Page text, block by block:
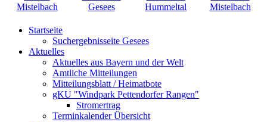
Startseite
Suchergebnisseite Gesees
Aktuelles
Aktuelles aus Bayern und der Welt
Amtliche Mitteilungen
Mitteilungsblatt / Heimatbote
gKU "Windpark Pettendorfer Rangen"
Stromertrag
Terminkalender Übersicht